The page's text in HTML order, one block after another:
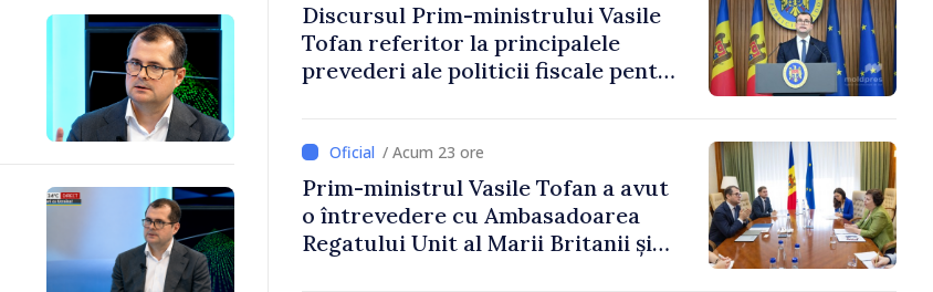
Discursul Prim-ministrului Vasile
Tofan referitor la principalele
prevederi ale politicii fiscale pentru
/ Acum 23 ore
Prim-ministrul Vasile Tofan a avut
o întrevedere cu Ambasadoarea
Regatului Unit al Marii Britanii și